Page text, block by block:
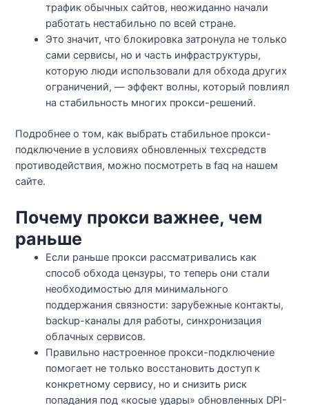
трафик обычных сайтов, неожиданно начали
работать нестабильно по всей стране.​
Это значит, что блокировка затронула не только
сами сервисы, но и часть инфраструктуры,
которую люди использовали для обхода других
ограничений, — эффект волны, который повлиял
на стабильность многих прокси-решений.​​
Подробнее о том, как выбрать стабильное прокси-
подключение в условиях обновленных техсредств
противодействия, можно посмотреть в faq на нашем
сайте.
Почему прокси важнее, чем
раньше
Если раньше прокси рассматривались как
способ обхода цензуры, то теперь они стали
необходимостью для минимального
поддержания связности: зарубежные контакты,
backup-каналы для работы, синхронизация
облачных сервисов.​​
Правильно настроенное прокси-подключение
помогает не только восстановить доступ к
конкретному сервису, но и снизить риск
попадания под «косые удары» обновленных DPI-